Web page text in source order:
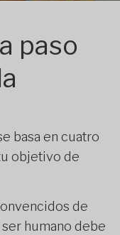
paso
basa en cuatro
objetivo de
de
humano debe